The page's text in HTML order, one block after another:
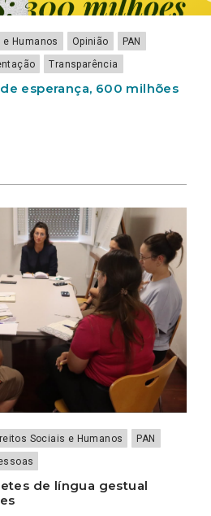
Humanos Opinião
PAN
Transparência
esperança, 600 milhões
Sociais e Humanos
PAN
de língua gestual